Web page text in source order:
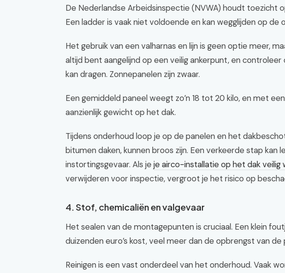
De Nederlandse Arbeidsinspectie (NVWA) houdt toezicht
Een ladder is vaak niet voldoende en kan wegglijden op de
Het gebruik van een valharnas en lijn is geen optie meer,
altijd bent aangelijnd op een veilig ankerpunt, en
kan dragen. Zonnepanelen zijn zwaar.
Een gemiddeld paneel weegt zo’n 18 tot 20 kilo, en met
aanzienlijk gewicht op het dak.
Tijdens onderhoud loop je op de panelen en het
bitumen daken, kunnen broos zijn. Een verkeerde stap kan
instortingsgevaar. Als je je airco-installatie op het dak veilig
verwijderen voor inspectie, vergroot je het risico op
4. Stof, chemicaliën en valgevaar
Het sealen van de montagepunten is cruciaal. Een klein
duizenden euro’s kost, veel meer dan de opbrengst van de
Reinigen is een vast onderdeel van het onderhoud. Vaak